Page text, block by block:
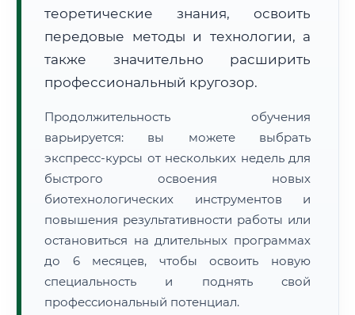
📜 Документы и аккредитация ФИС ФРДО
Нажмите на документ для увеличения и просмотра
теоретические знания, освоить
передовые методы и технологии, а
также значительно расширить
профессиональный кругозор.
Продолжительность обучения
варьируется: вы можете выбрать
экспресс-курсы от нескольких недель для
быстрого освоения новых
биотехнологических инструментов и
повышения результативности работы или
остановиться на длительных программах
до 6 месяцев, чтобы освоить новую
специальность и поднять свой
профессиональный потенциал.